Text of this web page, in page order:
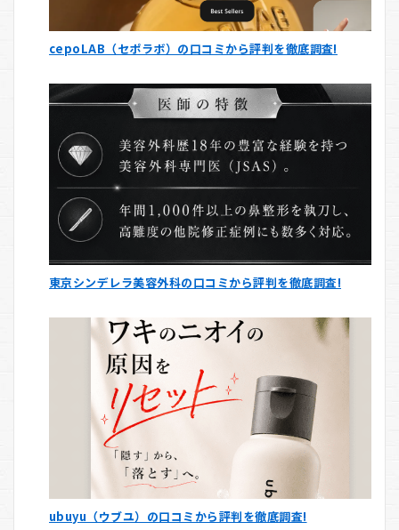
cepoLAB（セポラボ）の口コミから評判を徹底調査!
東京シンデレラ美容外科の口コミから評判を徹底調査!
ubuyu（ウブユ）の口コミから評判を徹底調査!